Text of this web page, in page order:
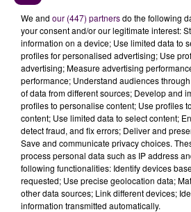
Résultat d'une"phase de
habitants"selon VSB France, le
baptisé"Eoliennes du Pays
de son développement.Trois
vont être plantés et cinq
transformés en jachèrepour
locale" détaille l'entreprise,
We and our (447) partnersdo the following
your consent and/or our legitimate interest:
information on a device; Use limited data to
profiles for personalised advertising; Use
advertising; Measure advertising
performance; Understand audiences
of data from different sources; Develop and
profiles to personalise content; Use profiles
content; Use limited data to select content;
detect fraud, and fix errors; Deliver and
Save and communicate privacy choices.
process personal data such as IP address
following functionalities: Identify devices
requested; Use precise geolocation data;
other data sources; Link different devices;
information transmitted automatically.